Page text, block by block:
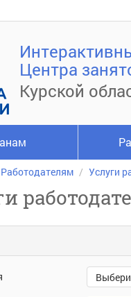
Центра
Курской
Работодателям Услуги
Бизнес-
ситуация